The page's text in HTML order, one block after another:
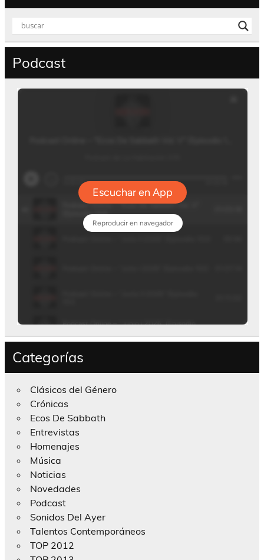
Podcast
Categorías
Clásicos del Género
Crónicas
Ecos De Sabbath
Entrevistas
Homenajes
Música
Noticias
Novedades
Podcast
Sonidos Del Ayer
Talentos Contemporáneos
TOP 2012